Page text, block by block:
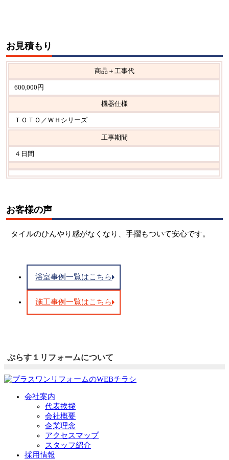
お見積もり
商品＋工事代
600,000円
機器仕様
ＴＯＴＯ／ＷＨシリーズ
工事期間
４日間
お客様の声
タイルのひんやり感がなくなり、手摺もついて安心です。
浴室事例一覧はこちら
施工事例一覧はこちら
ぷらす１リフォームについて
会社案内
代表挨拶
会社概要
企業理念
アクセスマップ
スタッフ紹介
採用情報